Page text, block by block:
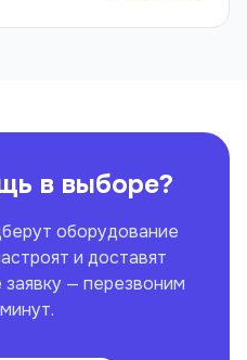
в выборе?
оборудование
и доставят
— перезвоним